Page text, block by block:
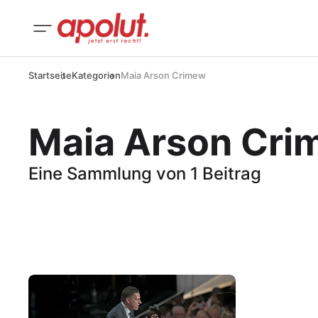
StartseiteKategorienMaia Arson Crimew
Maia Arson
Eine Sammlung von 1 Beitrag